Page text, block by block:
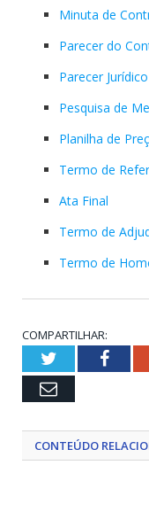
Minuta de
Parecer do
Parecer Jurídico
Pesquisa de
Planilha de
Termo de
Ata Final
Termo de
Termo de
COMPARTILHAR:
Twitter
Email
CONTEÚDO